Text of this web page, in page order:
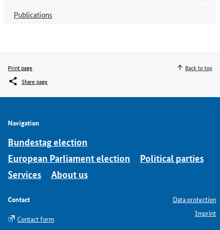
Publications
Print page
Share page
Back to top
Navigation
Bundestag election
European Parliament election
Political parties
Services
About us
Contact
Contact form
Data protection
Imprint